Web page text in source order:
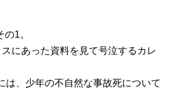
1。
にあった資料を見て号泣するカレ
は、少年の不自然な事故死について